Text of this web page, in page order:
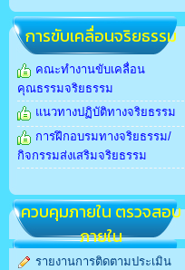
การขับเคลื่อนจริยธรรม
คณะทำงานขับเคลื่อน
คุณธรรมจริยธรรม
แนวทางปฏิบัติทางจริยธรรม
การฝึกอบรมทางจริยธรรม/
กิจกรรมส่งเสริมจริยธรรม
ควบคุมภายใน ตรวจสอบ
ภายใน
รายงานการติดตามประเมิน